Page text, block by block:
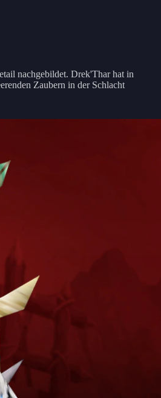
nachgebildet. Drek'Thar hat in
Zaubern in der Schlacht